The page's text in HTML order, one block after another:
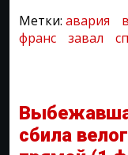
Метки: авария
франс
завал
сбила